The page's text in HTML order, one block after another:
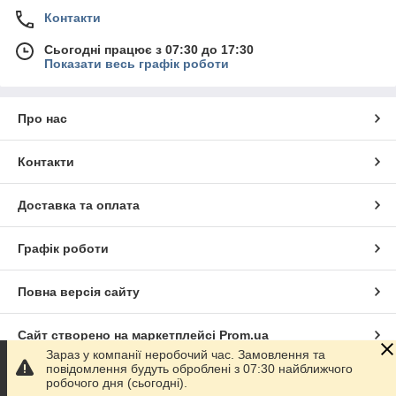
Контакти
Сьогодні працює з 07:30 до 17:30
Показати весь графік роботи
Про нас
Контакти
Доставка та оплата
Графік роботи
Повна версія сайту
Сайт створено на маркетплейсі Prom.ua
Політика конфіденційності
Зараз у компанії неробочий час. Замовлення та
повідомлення будуть оброблені з 07:30 найближчого
робочого дня (сьогодні).